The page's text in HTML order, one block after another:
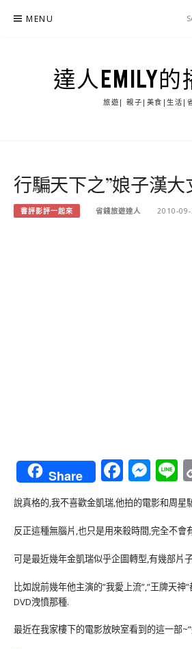
MENU
達人EMILY的
旅遊| 親子|美食|生活|
行騙天下之”娘子漢大
書評影評一起來 省錢旅遊達人 2010-
Share
說真格的,我不喜歡金凱瑞,他拍的電影和周星
反正這種無腦片,也只是用來殺時間,完全不會
可是最近幾年金凱瑞似乎企圖轉型,有幾部片
比如說前幾年他主演的”我愛上流”,”王牌天神
DVD洩憤那種.
最近在我家樓下的電影放映室看到的這一部